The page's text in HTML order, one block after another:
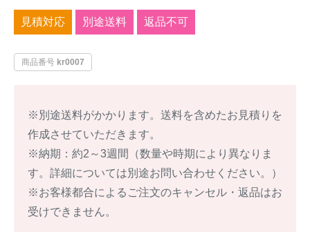
見積対応 別途送料 返品不可
商品番号 kr0007
※別途送料がかかります。送料を含めたお見積りを
作成させていただきます。
※納期：約2～3週間（数量や時期により異なりま
す。詳細については別途お問い合わせください。）
※お客様都合によるご注文のキャンセル・返品はお
受けできません。
動物の種類から対策商品を選ぶ
イノシシ対策
アライグマ対策
マングース対策